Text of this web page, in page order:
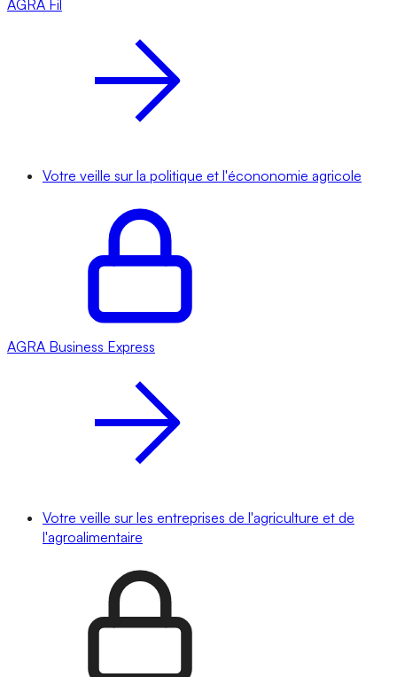
AGRA Fil
Votre veille sur la politique et l'écononomie agricole
AGRA Business Express
Votre veille sur les entreprises de l'agriculture et de
l'agroalimentaire